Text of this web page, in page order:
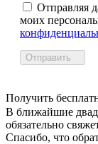
Отправляя
моих
Отправить
Получить
В ближайшие
обязательно
Спасибо, что